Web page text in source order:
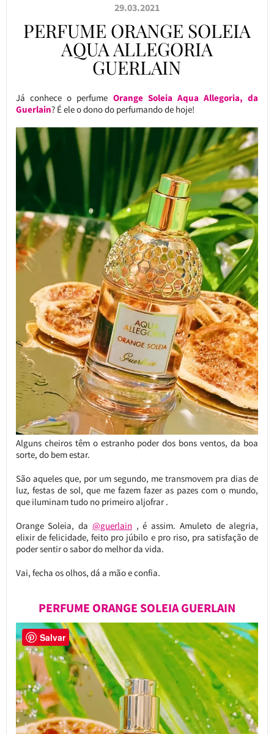
29.03.2021
PERFUME ORANGE SOLEIA
AQUA ALLEGORIA
GUERLAIN
Já conhece o perfume Orange Soleia Aqua Allegoria, da
Guerlain? É ele o dono do perfumando de hoje!
Alguns cheiros têm o estranho poder dos bons ventos, da boa
sorte, do bem estar.
São aqueles que, por um segundo, me transmovem pra dias de
luz, festas de sol, que me fazem fazer as pazes com o mundo,
que iluminam tudo no primeiro aljofrar .
Orange Soleia, da @guerlain , é assim. Amuleto de alegria,
elixir de felicidade, feito pro júbilo e pro riso, pra satisfação de
poder sentir o sabor do melhor da vida.
Vai, fecha os olhos, dá a mão e confia.
PERFUME ORANGE SOLEIA GUERLAIN
Salvar